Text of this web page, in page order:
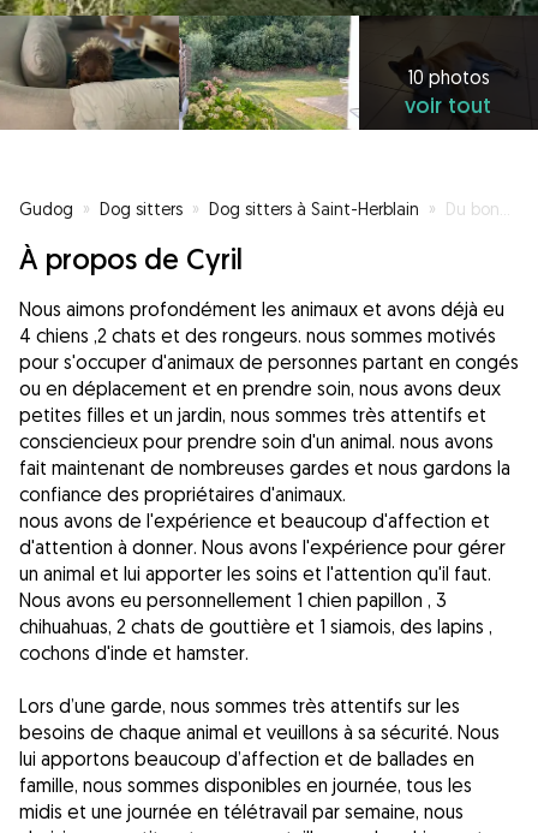
10 photos
voir tout
Gudog » Dog sitters » Dog sitters à Saint-Herblain » Du bonheur pour eux, de la tranquillité pour vous. 😉
À propos de Cyril
Nous aimons profondément les animaux et avons déjà eu
4 chiens ,2 chats et des rongeurs. nous sommes motivés
pour s'occuper d'animaux de personnes partant en congés
ou en déplacement et en prendre soin, nous avons deux
petites filles et un jardin, nous sommes très attentifs et
consciencieux pour prendre soin d'un animal. nous avons
fait maintenant de nombreuses gardes et nous gardons la
confiance des propriétaires d'animaux.
nous avons de l'expérience et beaucoup d'affection et
d'attention à donner. Nous avons l'expérience pour gérer
un animal et lui apporter les soins et l'attention qu'il faut.
Nous avons eu personnellement 1 chien papillon , 3
chihuahuas, 2 chats de gouttière et 1 siamois, des lapins ,
cochons d'inde et hamster.
Lors d’une garde, nous sommes très attentifs sur les
besoins de chaque animal et veuillons à sa sécurité. Nous
lui apportons beaucoup d’affection et de ballades en
famille, nous sommes disponibles en journée, tous les
midis et une journée en télétravail par semaine, nous